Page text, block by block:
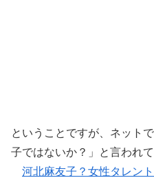
ということですが、ネット
子ではないか？」と言われて
河北麻友子？女性タレン